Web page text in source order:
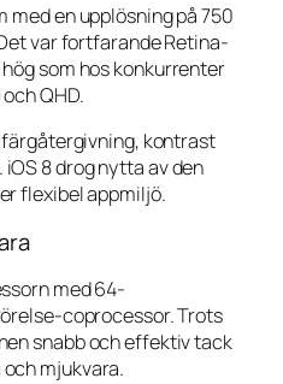
med en upplösning på 750
var fortfarande Retina-
som hos konkurrenter
QHD.
kontrast
8 drog nytta av den
flexibel appmiljö.
med 64-
coprocessor. Trots
snabb och effektiv tack
mjukvara.